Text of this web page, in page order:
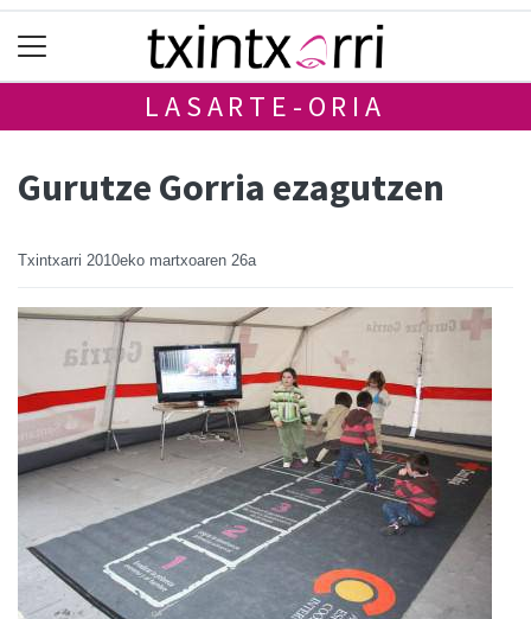
LASARTE-ORIA
Gurutze Gorria ezagutzen
Txintxarri 2010eko martxoaren 26a